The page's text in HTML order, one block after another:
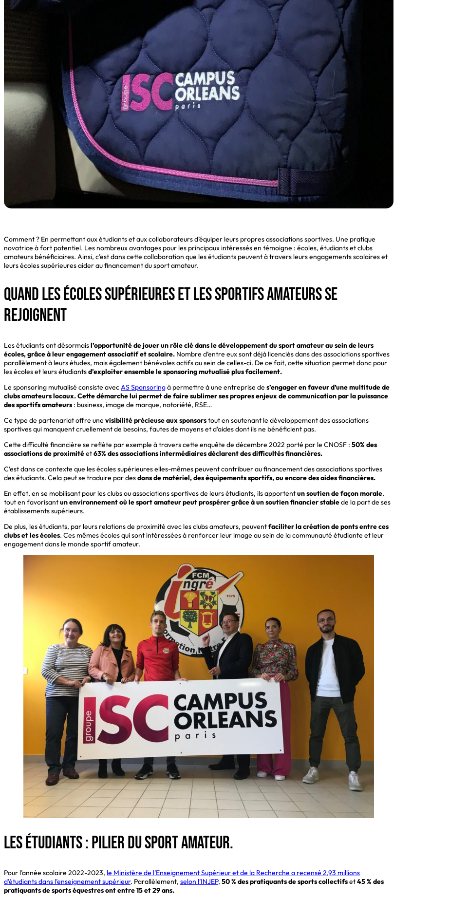
Comment ? En permettant aux étudiants et aux collaborateurs d’équiper leurs propres associations sportives. Une pratique
novatrice à fort potentiel. Les nombreux avantages pour les principaux intéressés en témoigne : écoles, étudiants et clubs
amateurs bénéficiaires. Ainsi, c’est dans cette collaboration que les étudiants peuvent à travers leurs engagements scolaires et
leurs écoles supérieures aider au financement du sport amateur.
Quand les écoles supérieures et les sportifs amateurs se
rejoignent
Les étudiants ont désormaisl’opportunité de jouer un rôle clé dans le développement du sport amateur au sein de leurs
écoles, grâce à leur engagement associatif et scolaire. Nombre d’entre eux sont déjà licenciés dans des associations sportives
parallèlement à leurs études, mais également bénévoles actifs au sein de celles-ci. De ce fait, cette situation permet donc pour
les écoles et leurs étudiantsd’exploiter ensemble le sponsoring mutualisé plus facilement.
Le sponsoring mutualisé consiste avecAS Sponsoringà permettre à une entreprise de s’engager en faveur d’une multitude de
clubs amateurs locaux. Cette démarche lui permet de faire sublimer ses propres enjeux de communication par la puissance
des sportifs amateurs : business, image de marque, notoriété, RSE…
Ce type de partenariat offre une visibilité précieuse aux sponsorstout en soutenant le développement des associations
sportives qui manquent cruellement de besoins, fautes de moyens et d’aides dont ils ne bénéficient pas.
Cette difficulté financière se reflète par exemple à travers cette enquête de décembre 2022 porté par le CNOSF : 50% des
associations de proximitéet63% des associations intermédiaires déclarent des difficultés financières.
C’est dans ce contexte que les écoles supérieures elles-mêmes peuvent contribuer au financement des associations sportives
des étudiants. Cela peut se traduire par desdons de matériel, des équipements sportifs, ou encore des aides financières.
En effet, en se mobilisant pour les clubs ou associations sportives de leurs étudiants, ils apportentun soutien de façon morale,
tout en favorisantun environnement où le sport amateur peut prospérer grâce à un soutien financier stablede la part de ses
établissements supérieurs.
De plus, les étudiants, par leurs relations de proximité avec les clubs amateurs, peuventfaciliter la création de ponts entre ces
clubs et les écoles. Ces mêmes écoles qui sont intéressées à renforcer leur image au sein de la communauté étudiante et leur
engagement dans le monde sportif amateur.
Les étudiants : pilier du sport amateur.
Pour l’année scolaire 2022-2023, le Ministère de l’Enseignement Supérieur et de la Recherche a recensé 2,93 millions
d’étudiants dans l’enseignement supérieur. Parallèlement, selon l’INJEP, 50 % des pratiquants de sports collectifset45 % des
pratiquants de sports équestres ont entre 15 et 29 ans.